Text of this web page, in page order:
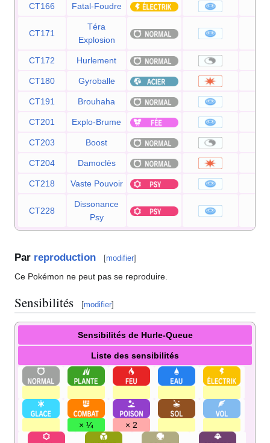
CT166 Fatal-Foudre
CT171
Téra
Explosion
CT172 Hurlement
CT180 Gyroballe
CT191 Brouhaha
CT201 Explo-Brume
CT203 Boost
CT204 Damoclès
CT218 Vaste Pouvoir
CT228
Dissonance
Psy
Par reproduction [modifier]
Ce Pokémon ne peut pas se reproduire.
Sensibilités [modifier]
Sensibilités de Hurle-Queue
Liste des sensibilités
× ¼ × 2